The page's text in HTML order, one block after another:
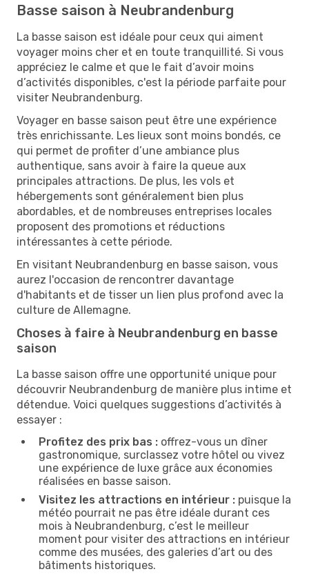
Basse saison à Neubrandenburg
La basse saison est idéale pour ceux qui aiment
voyager moins cher et en toute tranquillité. Si vous
appréciez le calme et que le fait d’avoir moins
d’activités disponibles, c'est la période parfaite pour
visiter Neubrandenburg.
Voyager en basse saison peut être une expérience
très enrichissante. Les lieux sont moins bondés, ce
qui permet de profiter d’une ambiance plus
authentique, sans avoir à faire la queue aux
principales attractions. De plus, les vols et
hébergements sont généralement bien plus
abordables, et de nombreuses entreprises locales
proposent des promotions et réductions
intéressantes à cette période.
En visitant Neubrandenburg en basse saison, vous
aurez l'occasion de rencontrer davantage
d'habitants et de tisser un lien plus profond avec la
culture de Allemagne.
Choses à faire à Neubrandenburg en basse
saison
La basse saison offre une opportunité unique pour
découvrir Neubrandenburg de manière plus intime et
détendue. Voici quelques suggestions d’activités à
essayer :
Profitez des prix bas : offrez-vous un dîner
gastronomique, surclassez votre hôtel ou vivez
une expérience de luxe grâce aux économies
réalisées en basse saison.
Visitez les attractions en intérieur : puisque la
météo pourrait ne pas être idéale durant ces
mois à Neubrandenburg, c’est le meilleur
moment pour visiter des attractions en intérieur
comme des musées, des galeries d’art ou des
bâtiments historiques.